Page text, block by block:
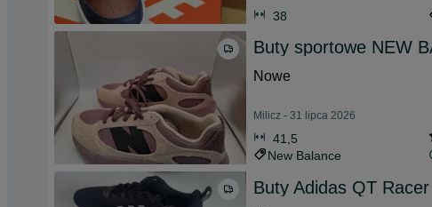
38
Buty sportowe NEW
Nowe
Milicz - 31 lipca 2026
41,5
New Balance
Buty Adidas QT